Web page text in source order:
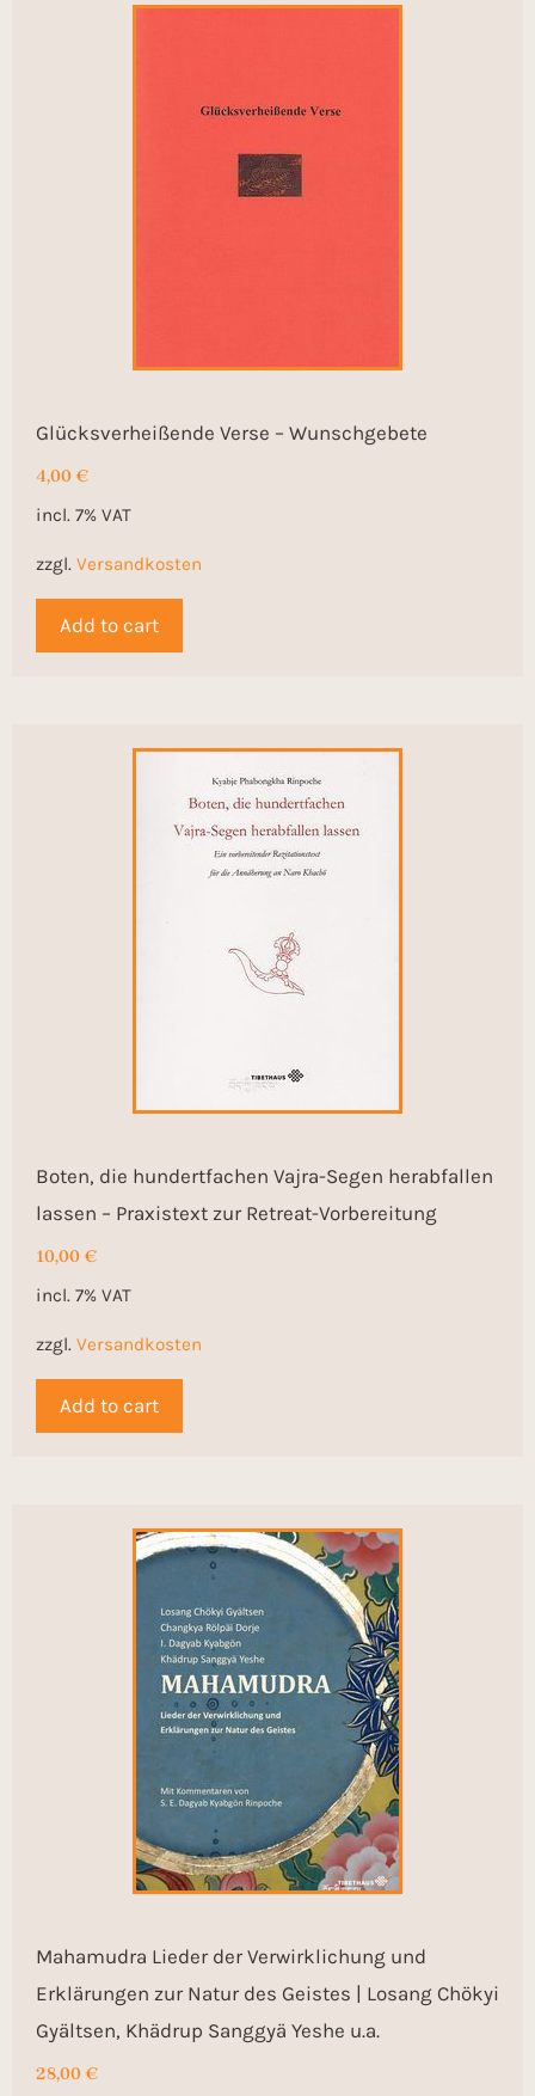
Glücksverheißende Verse – Wunschgebete
4,00€
incl. 7% VAT
zzgl. Versandkosten
Add to cart
Boten, die hundertfachen Vajra-Segen herabfallen
lassen – Praxistext zur Retreat-Vorbereitung
10,00€
incl. 7% VAT
zzgl. Versandkosten
Add to cart
Mahamudra Lieder der Verwirklichung und
Erklärungen zur Natur des Geistes | Losang Chökyi
Gyältsen, Khädrup Sanggyä Yeshe u.a.
28,00€